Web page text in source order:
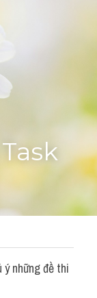
ý những đề thi